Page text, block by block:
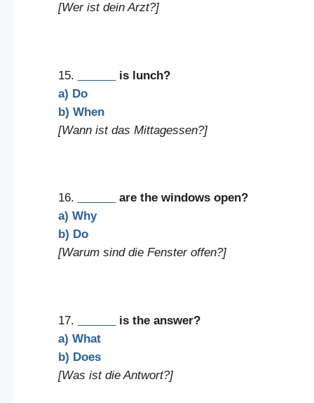
[Wer ist dein Arzt?]
15.
is lunch?
a) Do
b) When
[Wann ist das Mittagessen?]
16.
are the windows open?
a) Why
b) Do
[Warum sind die Fenster offen?]
17.
is the answer?
a) What
b) Does
[Was ist die Antwort?]